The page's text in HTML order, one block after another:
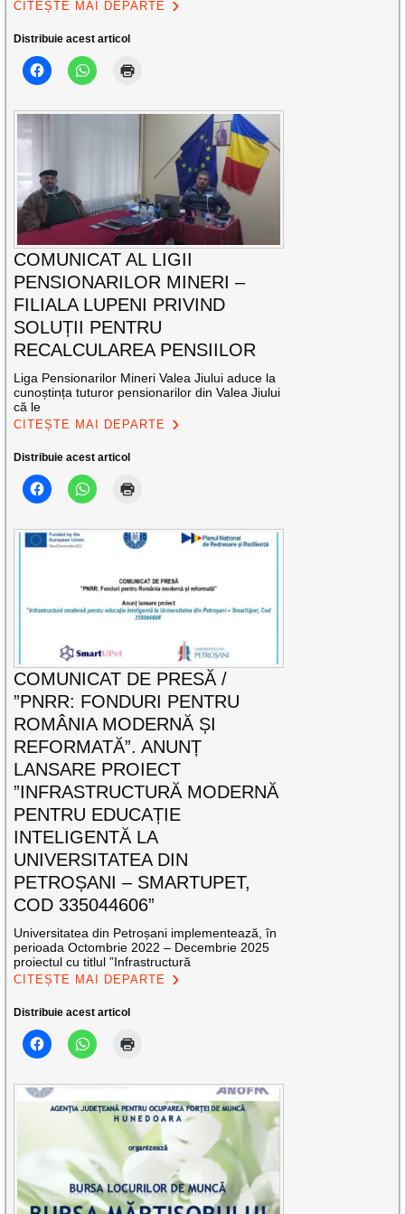
CITEȘTE MAI DEPARTE
Distribuie acest articol
COMUNICAT AL LIGII
PENSIONARILOR MINERI –
FILIALA LUPENI PRIVIND
SOLUȚII PENTRU
RECALCULAREA PENSIILOR
Liga Pensionarilor Mineri Valea Jiului aduce la
cunoștința tuturor pensionarilor din Valea Jiului
că le
CITEȘTE MAI DEPARTE
Distribuie acest articol
COMUNICAT DE PRESĂ /
”PNRR: FONDURI PENTRU
ROMÂNIA MODERNĂ ȘI
REFORMATĂ”. ANUNȚ
LANSARE PROIECT
”INFRASTRUCTURĂ MODERNĂ
PENTRU EDUCAȚIE
INTELIGENTĂ LA
UNIVERSITATEA DIN
PETROȘANI – SMARTUPET,
COD 335044606”
Universitatea din Petroșani implementează, în
perioada Octombrie 2022 – Decembrie 2025
proiectul cu titlul ”Infrastructură
CITEȘTE MAI DEPARTE
Distribuie acest articol